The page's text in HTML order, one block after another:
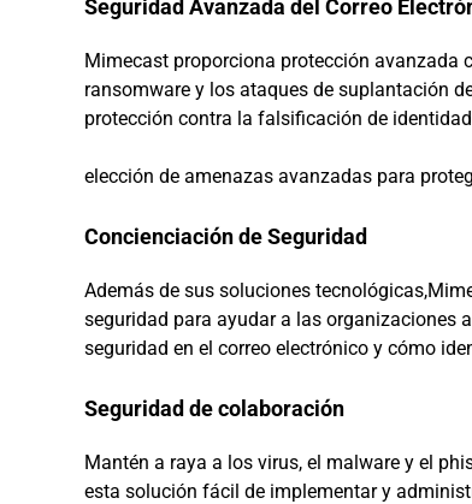
Seguridad Avanzada del Correo
Mimecast proporciona protección avanzada
ransomware y los ataques de suplantación
protección contra la falsificación de
elección de amenazas avanzadas para
Concienciación de Seguridad
Además de sus soluciones
seguridad para ayudar a las organizaciones
seguridad en el correo electrónico y cómo
Seguridad de colaboración
Mantén a raya a los virus, el malware y el
esta solución fácil de implementar y